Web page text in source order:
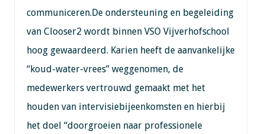
communiceren.De ondersteuning en begeleiding
van Clooser2 wordt binnen VSO Vijverhofschool
hoog gewaardeerd. Karien heeft de aanvankelijke
“koud-water-vrees” weggenomen, de
medewerkers vertrouwd gemaakt met het
houden van intervisiebijeenkomsten en hierbij
het doel “doorgroeien naar professionele